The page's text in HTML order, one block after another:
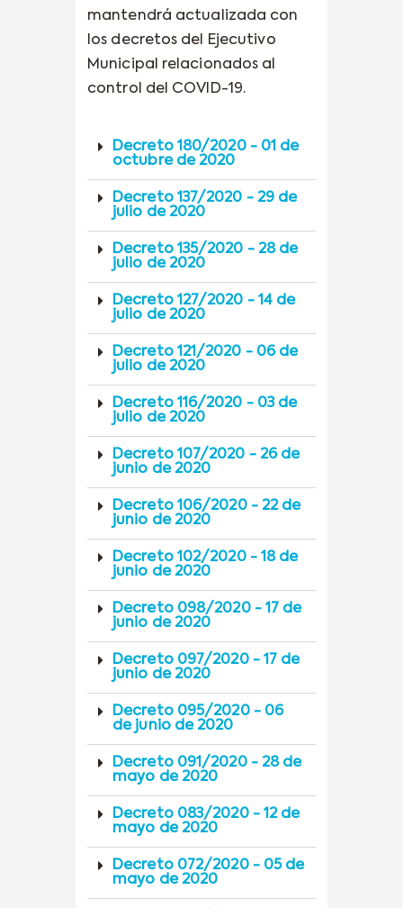
mantendrá actualizada con
los decretos del Ejecutivo
Municipal relacionados al
control del COVID-19.
Decreto 180/2020 - 01 de
octubre de 2020
Decreto 137/2020 - 29 de
julio de 2020
Decreto 135/2020 - 28 de
julio de 2020
Decreto 127/2020 - 14 de
julio de 2020
Decreto 121/2020 - 06 de
julio de 2020
Decreto 116/2020 - 03 de
julio de 2020
Decreto 107/2020 - 26 de
junio de 2020
Decreto 106/2020 - 22 de
junio de 2020
Decreto 102/2020 - 18 de
junio de 2020
Decreto 098/2020 - 17 de
junio de 2020
Decreto 097/2020 - 17 de
junio de 2020
Decreto 095/2020 - 06
de junio de 2020
Decreto 091/2020 - 28 de
mayo de 2020
Decreto 083/2020 - 12 de
mayo de 2020
Decreto 072/2020 - 05 de
mayo de 2020